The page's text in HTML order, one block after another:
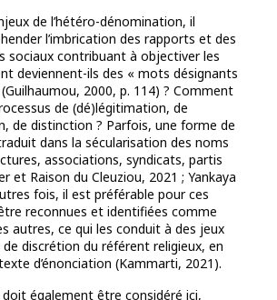
de l’hétéro-dénomination, il
l’imbrication des rapports et des
sociaux contribuant à objectiver les
deviennent-ils des « mots désignants
2000, p. 114) ? Comment
de (dé)légitimation, de
de distinction ? Parfois, une forme de
dans la sécularisation des noms
associations, syndicats, partis
et Raison du Cleuziou, 2021 ; Yankaya
fois, il est préférable pour ces
reconnues et identifiées comme
autres, ce qui les conduit à des jeux
discrétion du référent religieux, en
d’énonciation (Kammarti, 2021).
également être considéré ici,